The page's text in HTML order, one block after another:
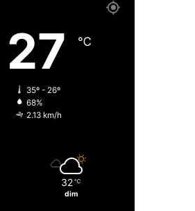
27 ℃
35º - 26º
68%
2.13 km/h
32 ℃
dim